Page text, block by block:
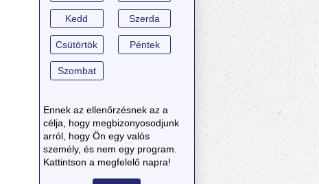
Kedd Szerda
Csütörtök Péntek
Szombat
Ennek az ellenőrzésnek az a
célja, hogy megbizonyosodjunk
arról, hogy Ön egy valós
személy, és nem egy program.
Kattintson a megfelelő napra!